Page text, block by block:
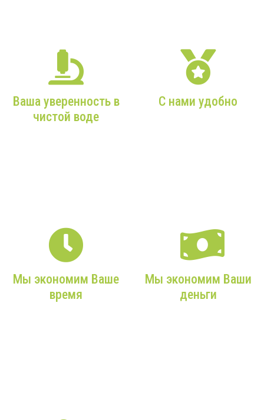
Ваша уверенность в
чистой воде
С нами удобно
Мы экономим Ваше
время
Мы экономим Ваши
деньги